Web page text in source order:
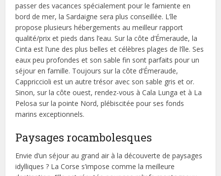
passer des vacances spécialement pour le farniente en
bord de mer, la Sardaigne sera plus conseillée. L’île
propose plusieurs hébergements au meilleur rapport
qualité/prix et pieds dans l’eau. Sur la côte d’Émeraude, la
Cinta est l’une des plus belles et célèbres plages de l’île. Ses
eaux peu profondes et son sable fin sont parfaits pour un
séjour en famille. Toujours sur la côte d’Émeraude,
Cappriccioli est un autre trésor avec son sable gris et or.
Sinon, sur la côte ouest, rendez-vous à Cala Lunga et à La
Pelosa sur la pointe Nord, plébiscitée pour ses fonds
marins exceptionnels.
Paysages rocambolesques
Envie d’un séjour au grand air à la découverte de paysages
idylliques ? La Corse s’impose comme la meilleure